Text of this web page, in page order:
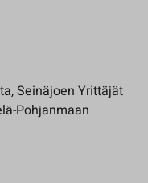
Seinäjoen Yrittäjät
Pohjanmaan